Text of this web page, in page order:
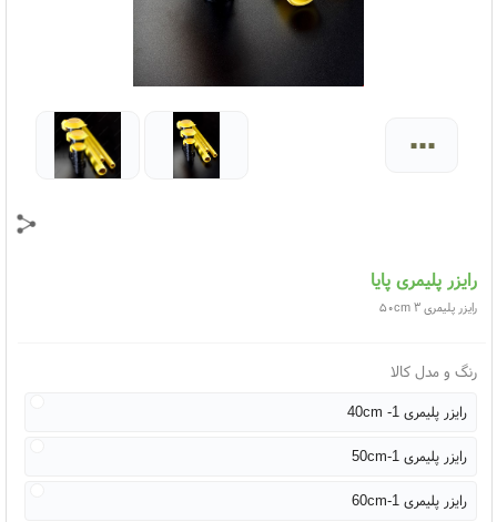
...
رایزر پلیمری پایا
رایزر پلیمری ۳ ۵۰cm
رنگ و مدل کالا
رایزر پلیمری 1- 40cm
رایزر پلیمری 1-50cm
رایزر پلیمری 1-60cm